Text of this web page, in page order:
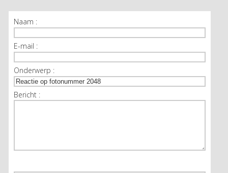
Naam :
E-mail :
Onderwerp :
Bericht :